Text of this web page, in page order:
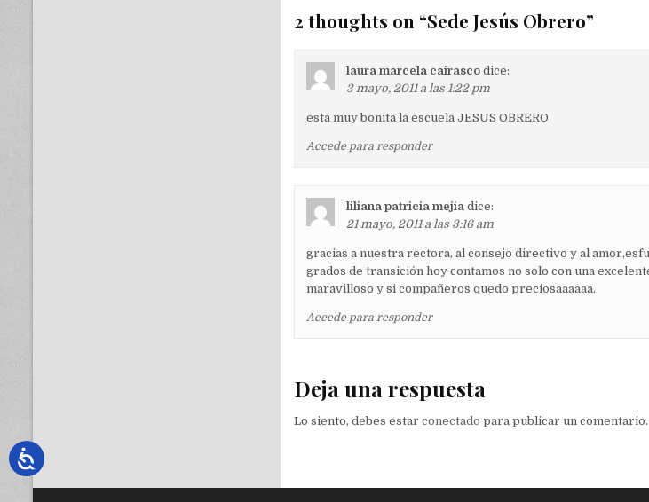
2 thoughts on “Sede Jesús Obrero”
laura marcela cairasco dice:
3 mayo, 2011 a las 1:22 pm
esta muy bonita la escuela JESUS OBRERO
Accede para responder
liliana patricia mejia dice:
21 mayo, 2011 a las 3:16 am
gracias a nuestra rectora, al consejo directivo y al
grados de transición hoy contamos no solo con una
maravilloso y si compañeros quedo preciosaaaaaa.
Accede para responder
Deja una respuesta
Lo siento, debes estarconectado para publicar un comentario.